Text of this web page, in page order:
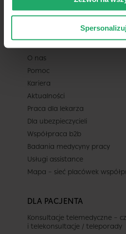
TELEMEDI
O nas
Pomoc
Kariera
Aktualności
Praca dla lekarza
Dla ubezpieczycieli
Współpraca b2b
Badania medycyny pracy
Usługi assistance
Mapa – sieć placówek
DLA PACJENTA
Konsultacje telemedyczne –
i telekonsultacje / teleporady